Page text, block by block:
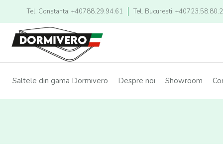
Tel. Constanta: +40788.29.94.61 Tel. Bucuresti:
Saltele din gama Dormivero Despre noi Showroom